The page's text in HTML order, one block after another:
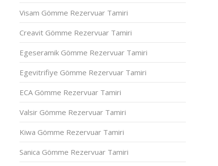
Visam Gömme Rezervuar Tamiri
Creavit Gömme Rezervuar Tamiri
Egeseramik Gömme Rezervuar Tamiri
Egevitrifiye Gömme Rezervuar Tamiri
ECA Gömme Rezervuar Tamiri
Valsir Gömme Rezervuar Tamiri
Kiwa Gömme Rezervuar Tamiri
Sanica Gömme Rezervuar Tamiri